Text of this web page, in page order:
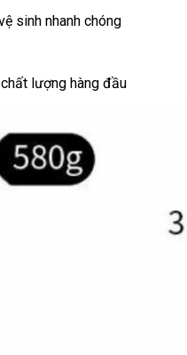
sinh nhanh chóng
lượng hàng đầu